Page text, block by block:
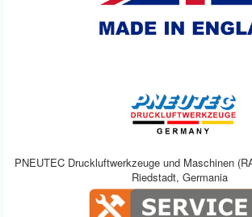
PNEUTEC Druckluftwerkzeuge und Maschinen
Riedstadt, Germania